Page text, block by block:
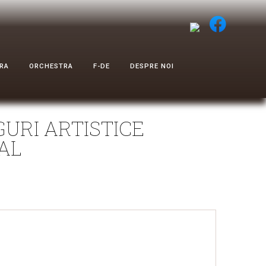
ORCHESTRA F-DE DESPRE NOI
ARTISTICE